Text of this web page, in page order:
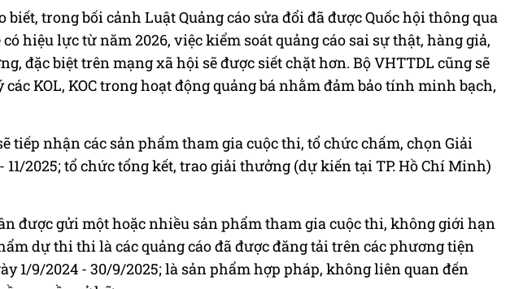
biết, trong bối cảnh Luật Quảng cáo sửa đổi đã được Quốc hội thông qua
hiệu lực từ năm 2026, việc kiểm soát quảng cáo sai sự thật, hàng giả,
đặc biệt trên mạng xã hội sẽ được siết chặt hơn. Bộ VHTTDL cũng sẽ
KOL, KOC trong hoạt động quảng bá nhằm đảm bảo tính minh bạch,
tiếp nhận các sản phẩm tham gia cuộc thi, tổ chức chấm, chọn Giải
2025; tổ chức tổng kết, trao giải thưởng (dự kiến tại TP. Hồ Chí Minh)
được gửi một hoặc nhiều sản phẩm tham gia cuộc thi, không giới hạn
dự thi thi là các quảng cáo đã được đăng tải trên các phương tiện
1/9/2024 - 30/9/2025; là sản phẩm hợp pháp, không liên quan đến